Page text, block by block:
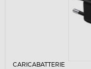
CARICABATTERIE